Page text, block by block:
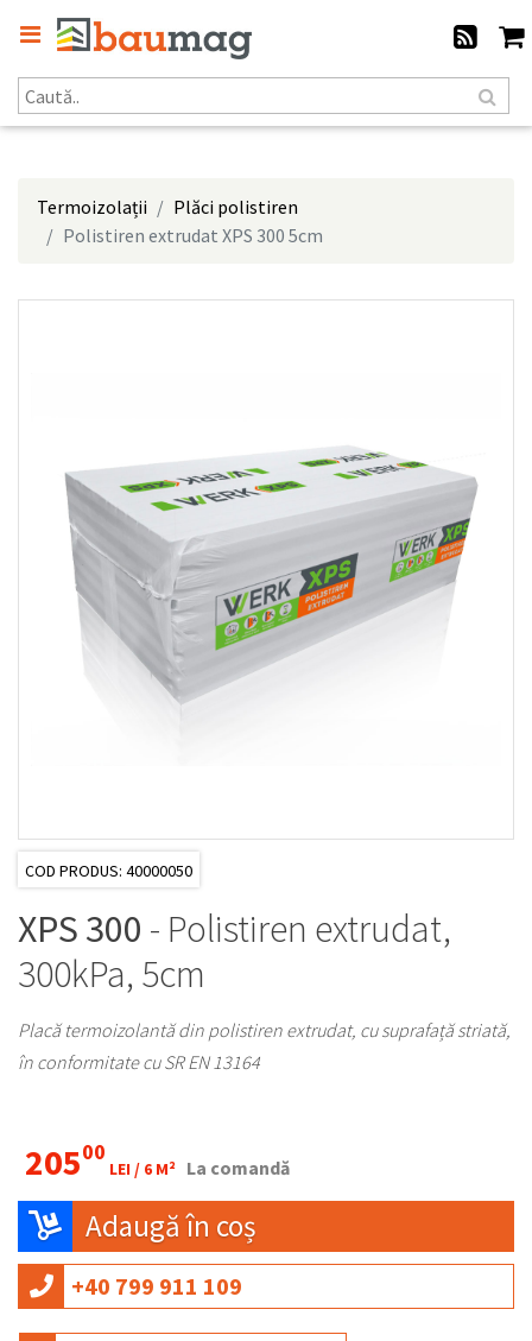
Termoizolații
Plăci polistiren
Polistiren extrudat XPS 300 5cm
COD PRODUS: 40000050
XPS 300 - Polistiren extrudat,
300kPa, 5cm
Placă termoizolantă din polistiren extrudat, cu suprafață striată,
în conformitate cu SR EN 13164
20500
LEI / 6 M² La comandă
Adaugă în coș
+40 799 911 109